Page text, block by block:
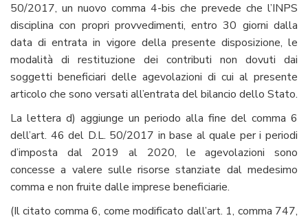
50/2017, un nuovo comma 4-bis che prevede che l’INPS
disciplina con propri provvedimenti, entro 30 giorni dalla
data di entrata in vigore della presente disposizione, le
modalità di restituzione dei contributi non dovuti dai
soggetti beneficiari delle agevolazioni di cui al presente
articolo che sono versati all’entrata del bilancio dello Stato.
La lettera d) aggiunge un periodo alla fine del comma 6
dell’art. 46 del D.L. 50/2017 in base al quale per i periodi
d’imposta dal 2019 al 2020, le agevolazioni sono
concesse a valere sulle risorse stanziate dal medesimo
comma e non fruite dalle imprese beneficiarie.
(Il citato comma 6, come modificato dall’art. 1, comma 747,